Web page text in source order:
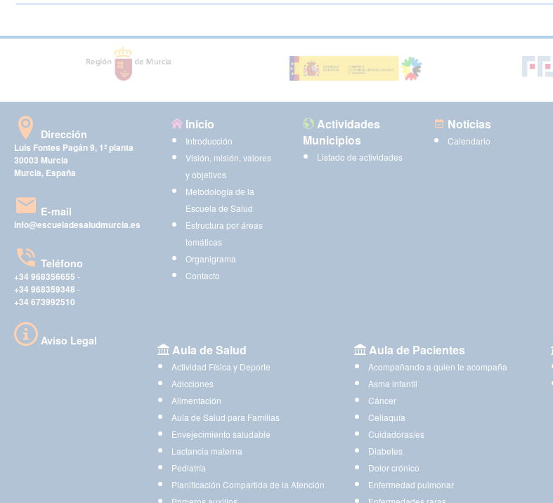
Dirección
Luis Fontes Pagán 9, 1ª planta
30003 Murcia
Murcia, España
E-mail
info@escueladesaludmurcia.es
Teléfono
+34 968356655 -
+34 968359348 -
+34 673992510
Aviso Legal
Inicio
Introducción
Visión, misión, valores
y objetivos
Metodología de la
Escuela de Salud
Estructura por áreas
temáticas
Organigrama
Contacto
Actividades
Municipios
Listado de actividades
Noticias
Calendario
Aula de Salud
Actividad Física y Deporte
Adicciones
Alimentación
Aula de Salud para Familias
Envejecimiento saludable
Lactancia materna
Pediatría
Planificación Compartida de la Atención
Aula de Pacientes
Acompañando a quien te acompaña
Asma infantil
Cáncer
Celiaquía
Cuidadoras/es
Diabetes
Dolor crónico
Enfermedad pulmonar